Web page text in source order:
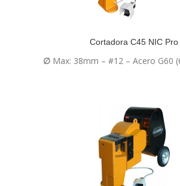
Cortadora C45 NIC Pro
∅Max: 38mm – #12 – Acero G60